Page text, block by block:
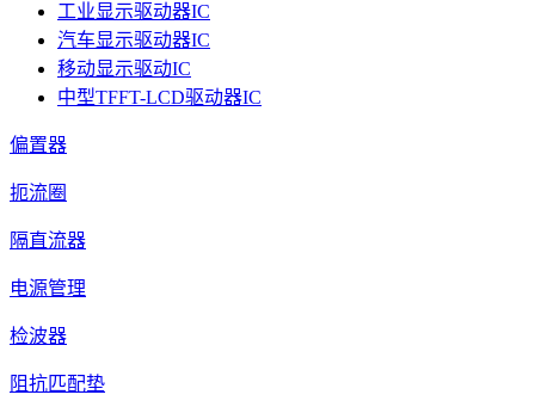
工业显示驱动器IC
汽车显示驱动器IC
移动显示驱动IC
中型TFFT-LCD驱动器IC
偏置器
扼流圈
隔直流器
电源管理
检波器
阻抗匹配垫